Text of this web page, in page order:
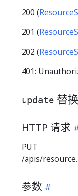
200 (
201 (
202 (
401:
update 替
HTTP 请求
PUT
/apis/
参数